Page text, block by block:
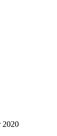
2020